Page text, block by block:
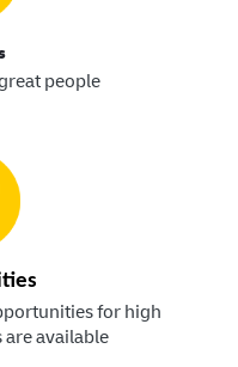
people
for high
available